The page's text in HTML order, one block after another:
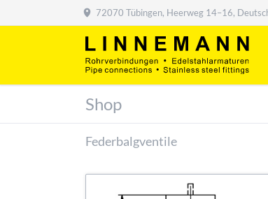
72070 Tübingen, Heerweg 14–16,
Shop
Federbalgventile